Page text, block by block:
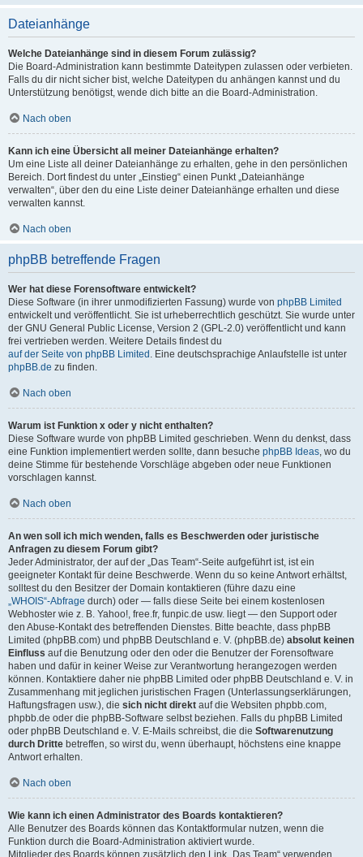
Dateianhänge
Welche Dateianhänge sind in diesem Forum zulässig?
Die Board-Administration kann bestimmte Dateitypen zulassen oder verbieten.
Falls du dir nicht sicher bist, welche Dateitypen du anhängen kannst und du
Unterstützung benötigst, wende dich bitte an die Board-Administration.
Nach oben
Kann ich eine Übersicht all meiner Dateianhänge erhalten?
Um eine Liste all deiner Dateianhänge zu erhalten, gehe in den persönlichen
Bereich. Dort findest du unter „Einstieg“ einen Punkt „Dateianhänge
verwalten“, über den du eine Liste deiner Dateianhänge erhalten und diese
verwalten kannst.
Nach oben
phpBB betreffende Fragen
Wer hat diese Forensoftware entwickelt?
Diese Software (in ihrer unmodifizierten Fassung) wurde von phpBB Limited
entwickelt und veröffentlicht. Sie ist urheberrechtlich geschützt. Sie wurde unter
der GNU General Public License, Version 2 (GPL-2.0) veröffentlicht und kann
frei vertrieben werden. Weitere Details findest du
auf der Seite von phpBB Limited . Eine deutschsprachige Anlaufstelle ist unter
phpBB.de zu finden.
Nach oben
Warum ist Funktion x oder y nicht enthalten?
Diese Software wurde von phpBB Limited geschrieben. Wenn du denkst, dass
eine Funktion implementiert werden sollte, dann besuche phpBB Ideas, wo du
deine Stimme für bestehende Vorschläge abgeben oder neue Funktionen
vorschlagen kannst.
Nach oben
An wen soll ich mich wenden, falls es Beschwerden oder juristische
Anfragen zu diesem Forum gibt?
Jeder Administrator, der auf der „Das Team“-Seite aufgeführt ist, ist ein
geeigneter Kontakt für deine Beschwerde. Wenn du so keine Antwort erhältst,
solltest du den Besitzer der Domain kontaktieren (führe dazu eine
„WHOIS“-Abfrage durch) oder — falls diese Seite bei einem kostenlosen
Webhoster wie z. B. Yahoo!, free.fr, funpic.de usw. liegt — den Support oder
den Abuse-Kontakt des betreffenden Dienstes. Bitte beachte, dass phpBB
Limited (phpBB.com) und phpBB Deutschland e. V. (phpBB.de) absolut keinen
Einfluss auf die Benutzung oder den oder die Benutzer der Forensoftware
haben und dafür in keiner Weise zur Verantwortung herangezogen werden
können. Kontaktiere daher nie phpBB Limited oder phpBB Deutschland e. V. in
Zusammenhang mit jeglichen juristischen Fragen (Unterlassungserklärungen,
Haftungsfragen usw.), die sich nicht direkt auf die Websiten phpbb.com,
phpbb.de oder die phpBB-Software selbst beziehen. Falls du phpBB Limited
oder phpBB Deutschland e. V. E-Mails schreibst, die die Softwarenutzung
durch Dritte betreffen, so wirst du, wenn überhaupt, höchstens eine knappe
Antwort erhalten.
Nach oben
Wie kann ich einen Administrator des Boards kontaktieren?
Alle Benutzer des Boards können das Kontaktformular nutzen, wenn die
Funktion durch die Board-Administration aktiviert wurde.
Mitglieder des Boards können zusätzlich den Link „Das Team“ verwenden.